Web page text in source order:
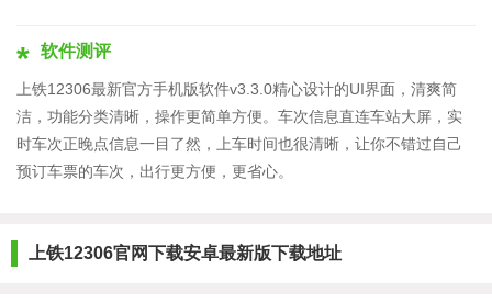
软件测评
上铁12306最新官方手机版软件v3.3.0精心设计的UI界面，清爽简
洁，功能分类清晰，操作更简单方便。车次信息直连车站大屏，实
时车次正晚点信息一目了然，上车时间也很清晰，让你不错过自己
预订车票的车次，出行更方便，更省心。
上铁12306官网下载安卓最新版下载地址